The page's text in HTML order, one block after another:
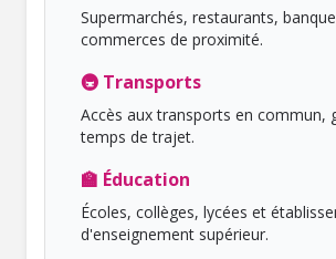
Supermarchés, restaurants,
commerces de proximité.
🚇 Transports
Accès aux transports en commun,
temps de trajet.
🏫 Éducation
Écoles, collèges, lycées et
d'enseignement supérieur.